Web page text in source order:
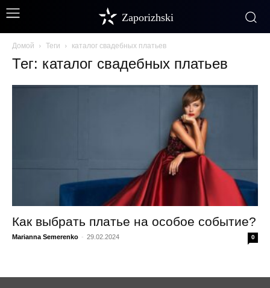
Zaporizhski
Домой Теги каталог свадебных платьев
Тег: каталог свадебных платьев
Как выбрать платье на особое событие?
Marianna Semerenko - 29.02.2024 0